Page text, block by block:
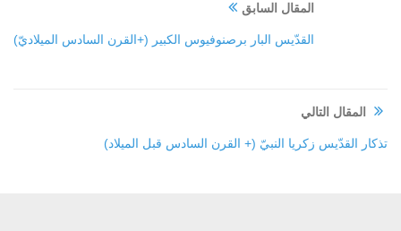
المقال السابق
القدّيس البار برصنوفيوس الكبير (+القرن السادس الميلاديّ)
المقال التالي
تذكار القدّيس زكريا النبيّ (+ القرن السادس قبل الميلاد)